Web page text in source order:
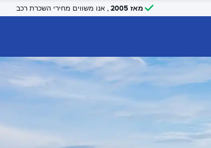
מאז 2005 , אנו משווים מחירי השכרת רכב